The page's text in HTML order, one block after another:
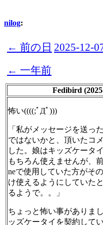
nilog:
← 前の日 2025-12-
← 一年前
Fedibird
怖い((((;ﾟДﾟ)))
「私がメッセージを送っ
ではないかと、頂いたコ
した。娘はキッズケータ
もちろん使えませんが、
neで使用していた方がそ
け使えるようにしていた
るようで。。」
ちょっと怖い事がありま
ッズケータイを契約して